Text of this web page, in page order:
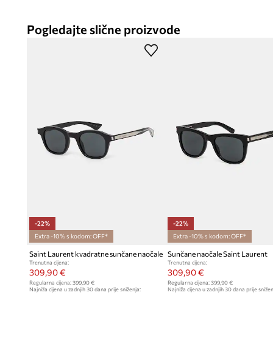
Pogledajte slične proizvode
-22%
Extra -10% s kodom: OFF*
Saint Laurent kvadratne sunčane naočale
Trenutna cijena:
309,90 €
Regularna cijena: 399,90 €
Najniža cijena u zadnjih 30 dana prije sniženja:
-22%
Extra -10% s kodom: OFF*
Sunčane naočale Saint Laurent
Trenutna cijena:
309,90 €
Regularna cijena:399,90 €
Najniža cijena u zadnjih 30 dana prije